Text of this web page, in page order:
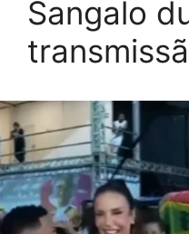
Sangalo